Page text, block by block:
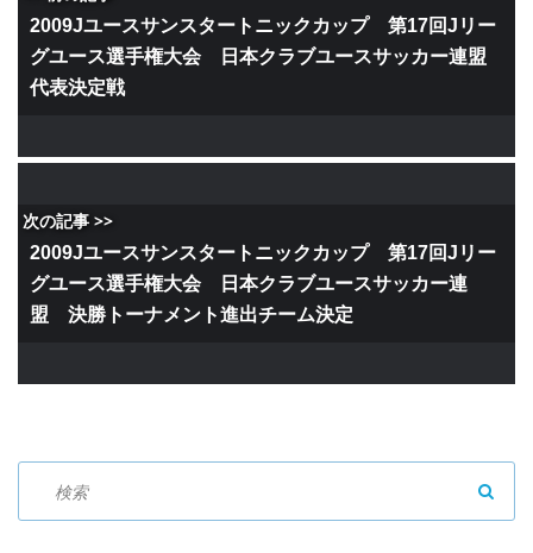
2009Jユースサンスタートニックカップ 第17回Jリー
グユース選手権大会 日本クラブユースサッカー連盟
代表決定戦
次の記事 >>
2009Jユースサンスタートニックカップ 第17回Jリー
グユース選手権大会 日本クラブユースサッカー連
盟 決勝トーナメント進出チーム決定